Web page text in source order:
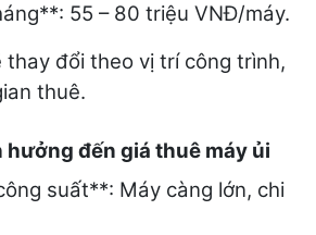
55 – 80 triệu VNĐ/máy.
thay đổi theo vị trí công trình,
thuê.
hưởng đến giá thuê máy ủi
suất**: Máy càng lớn, chi